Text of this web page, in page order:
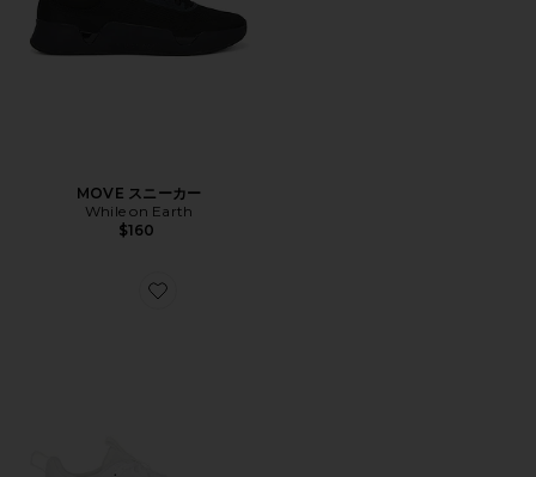
MOVE スニーカー
While on Earth
$160
Favorite MOVE スニーカー